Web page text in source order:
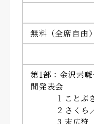
無料（全席自由）
第1部：金沢素
間発表会
1 ことぶ
2 さくら／